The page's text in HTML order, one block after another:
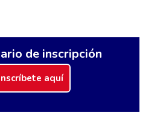
de inscripción
aquí